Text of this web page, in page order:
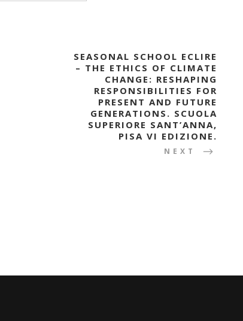
SEASONAL SCHOOL ECLIRE
– THE ETHICS OF CLIMATE
CHANGE: RESHAPING
RESPONSIBILITIES FOR
PRESENT AND FUTURE
GENERATIONS. SCUOLA
SUPERIORE SANT’ANNA,
PISA VI EDIZIONE.
NEXT